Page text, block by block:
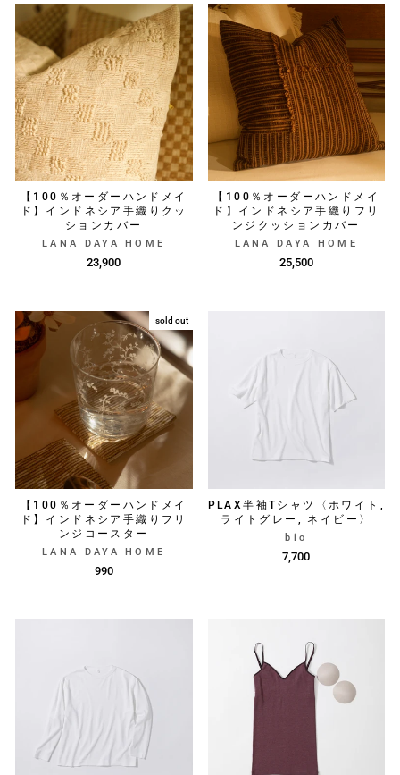
【100％オーダーハンドメイ
ド】インドネシア手織りクッ
ションカバー
LANA DAYA HOME
23,900
【100％オーダーハンドメイ
ド】インドネシア手織りフリ
ンジクッションカバー
LANA DAYA HOME
25,500
sold out
【100％オーダーハンドメイ
ド】インドネシア手織りフリ
ンジコースター
LANA DAYA HOME
990
PLAX半袖Tシャツ〈ホワイト,
ライトグレー, ネイビー〉
bio
7,700